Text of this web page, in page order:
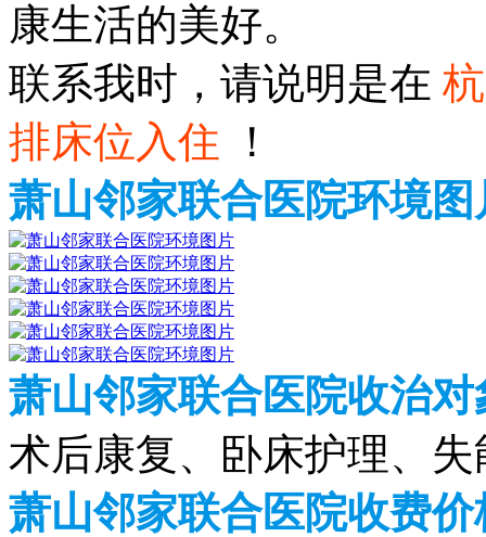
康生活的美好。
联系我时，请说明是在
排床位入住 ！
萧山邻家联合医院环境图
萧山邻家联合医院收治对
术后康复、卧床护理、失
萧山邻家联合医院收费